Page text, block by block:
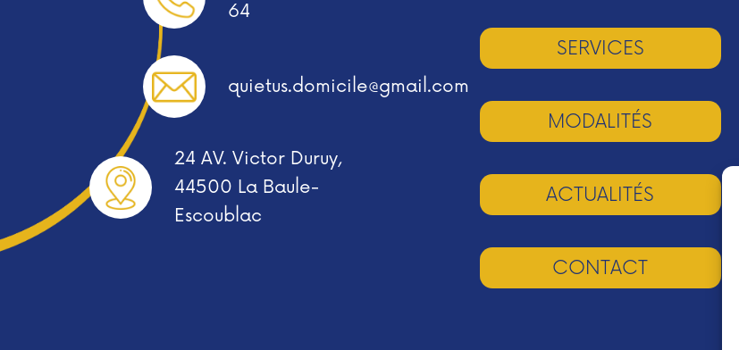
64
quietus.domicile@gmail.com
24 AV. Victor Duruy,
44500 La Baule-
Escoublac
SERVICES
MODALITÉS
ACTUALITÉS
CONTACT